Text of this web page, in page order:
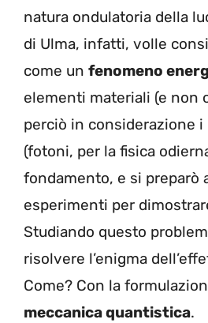
natura ondulatoria della
di Ulma, infatti, volle
come un fenomeno
elementi materiali (e non
perciò in considerazione i
(fotoni, per la fisica
fondamento, e si preparò
esperimenti per
Studiando questo
risolvere l’enigma
Come? Con la
meccanica quantistica.